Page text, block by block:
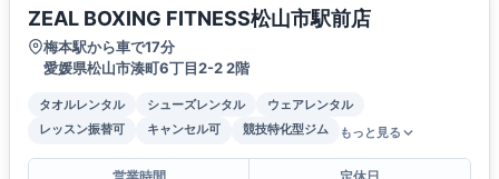
ZEAL BOXING FITNESS松山市駅前店
梅本駅から車で17分
愛媛県松山市湊町6丁目2-2 2階
タオルレンタル シューズレンタル
ウェアレンタル
レッスン振替可
キャンセル可 競技特化型ジム もっと見る